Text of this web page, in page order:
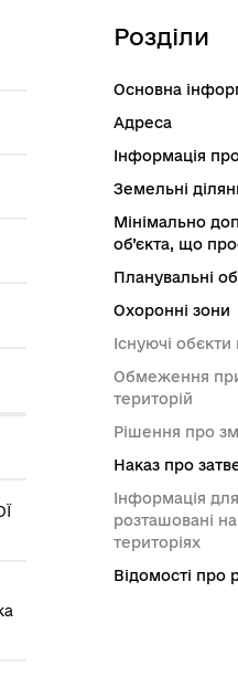
Розділи
Основна
Адреса
Інформація
Земельні
Мінімально
об’єкта, що
Планувальні
Охоронні зони
Існуючі
Обмеження
територій
Рішення про
Наказ про
Інформація
розташовані
територіях
Відомості про